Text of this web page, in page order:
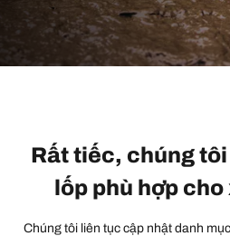
Rất tiếc, chúng
lốp phù hợp cho
Chúng tôi liên tục cập nhật danh